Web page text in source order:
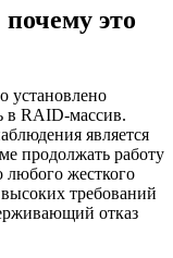
это
установлено
в RAID-массив.
является
продолжать работу
любого жесткого
требований
отказ